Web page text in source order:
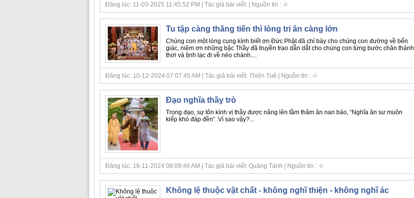
Đăng lúc: 11-03-2025 11:45:52 PM | Tác giả bài viết: | Nguồn tin : -/-
Tu tập càng thăng tiến thì lòng tri ân càng lớn
Chúng con một lòng cung kính biết ơn Đức Phật đã chỉ bày cho chúng con đường về bến
giác, niệm ơn những bậc Thầy đã truyền trao dẫn dắt cho chúng con từng bước chân thảnh
thơi và tịnh lạc đi về nẻo chánh....
Đăng lúc: 10-12-2024 07:07:45 AM | Tác giả bài viết: Thiện Tuệ | Nguồn tin : -/-
Đạo nghĩa thầy trò
Trong đạo, sự tôn kính vị thầy được nâng lên tầm thâm ân nan báo, “Nghĩa ân sư muôn
kiếp khó đáp đền”. Vì sao vậy?...
Đăng lúc: 16-11-2024 08:09:46 AM | Tác giả bài viết: Quảng Tánh | Nguồn tin : -/-
Không lệ thuộc vật chất - không nghĩ thiện - không nghĩ ác